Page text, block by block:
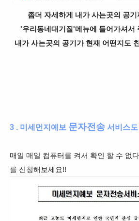
좀더 자세하게 내가 사는곳의 공기
'우리동네대기질'메뉴에 들어가셔서
내가 사는곳의 공기가 현재 어떤지도
3 . 미세먼지예보 문자전송 서비스
매일 매일 컴퓨터를 켜서 확인 할 수 없
를 신청해보세요!!